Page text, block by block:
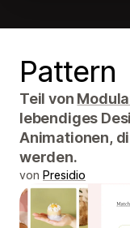
Pattern
Teil von
lebendiges
Animationen,
werden.
von Presidio